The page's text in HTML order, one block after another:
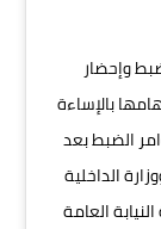
وإحضار
بالإساءة
الضبط بعد
الداخلية
العامة